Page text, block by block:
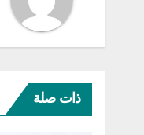
ذات صلة